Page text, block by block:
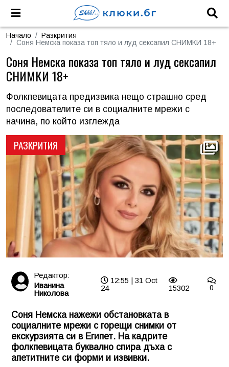
Начало
Разкрития
Соня Немска показа топ тяло и луд сексапил СНИМКИ 18+
РАЗКРИТИЯ
Соня Немска показа топ тяло и луд сексапил
СНИМКИ 18+
Фолкпевицата предизвика нещо страшно сред
последователите си в социалните мрежи с
начина, по който изглежда
Редактор:
Иванина
Николова
12:55 | 31 Oct
24
15302 0
Соня Немска нажежи обстановката в
социалните мрежи с горещи снимки от
екскурзията си в Египет. На кадрите
фолкпевицата буквално спира дъха с
апетитните си форми и извивки.